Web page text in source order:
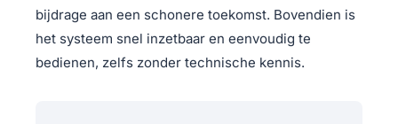
bijdrage aan een schonere toekomst. Bovendien is
het systeem snel inzetbaar en eenvoudig te
bedienen, zelfs zonder technische kennis.